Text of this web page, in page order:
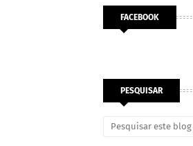
FACEBOOK
PESQUISAR